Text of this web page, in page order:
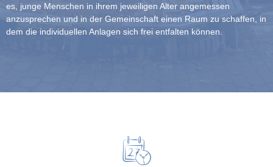
es, junge Menschen in ihrem jeweiligen Alter angemessen
anzusprechen und in der Gemeinschaft einen Raum zu schaffen, in
dem die individuellen Anlagen sich frei entfalten können.